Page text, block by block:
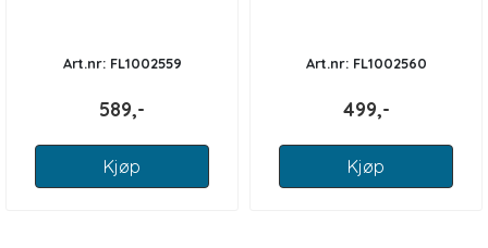
Art.nr: FL1002559
589,-
Kjøp
Art.nr: FL1002560
499,-
Kjøp